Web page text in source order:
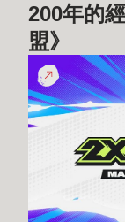
雄
聯
盟》
200年的
盟》
行
前
須
知：
《2XKO》
2026